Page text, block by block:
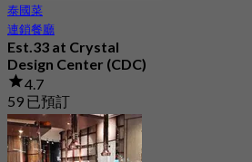
泰國菜
連鎖餐廳
Est.33 at Crystal
Design Center (CDC)
4.7
59 已預訂
起฿ 562.5